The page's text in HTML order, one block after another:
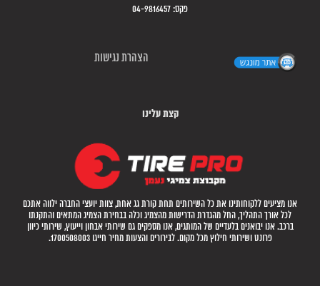
פקס: 04-9816457
הצהרת נגישות
קצת עלינו
אנו מציעים ללקוחותינו את כל השירותים תחת קורת גג אחת, צוות יועצי החברה ילווה אתכם
לכל אורך התהליך, החל מהגדרת הדרישות מהצמיג וכלה בבחירת הצמיג המתאים והתקנתו
ברכב. אנו יבואנים בלעדיים של המותגים, אנו מספקים גם שירותי אבחון וייעוץ, שירותי כיוון
פרונט ושירותי חילוץ מכל מקום. לבירורים והצעות מחיר חייגו 1700508003.